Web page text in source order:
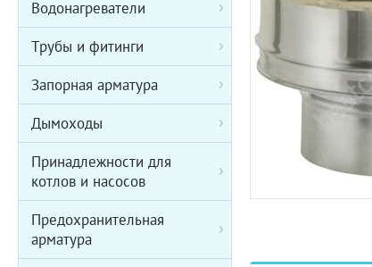
Водонагреватели
Трубы и фитинги
Запорная арматура
Дымоходы
Принадлежности для
котлов и насосов
Предохранительная
арматура